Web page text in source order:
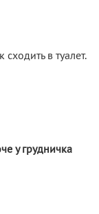
в туалет.
у грудничка